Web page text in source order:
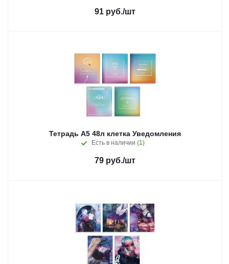
91 руб./шт
Тетрадь А5 48л клетка Уведомления
Есть в наличии (1)
79 руб./шт